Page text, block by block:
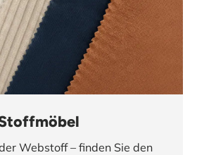
Webstoff – finden Sie den